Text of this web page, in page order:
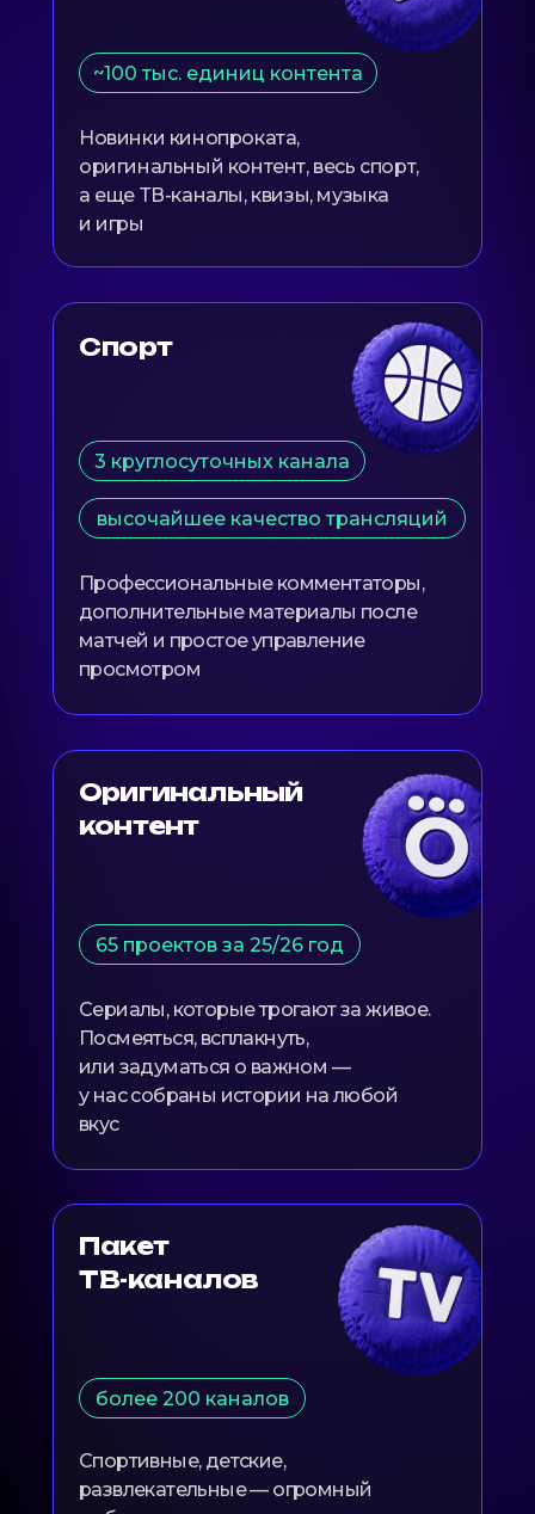
Новинки кинопроката,
оригинальный контент, весь спорт,
а еще ТВ-каналы, квизы, музыка
и игры
~100 тыс. единиц контента
Пакет
ТВ-каналов
Спортивные, детские,
развлекательные — огромный
более 200 каналов
Спорт
Профессиональные комментаторы,
дополнительные материалы после
матчей и простое управление
просмотром
3 круглосуточных канала
высочайшее качество трансляций
Оригинальный
контент
Сериалы, которые трогают за живое.
Посмеяться, всплакнуть,
или задуматься о важном —
у нас собраны истории на любой
вкус
65 проектов за 25/26 год